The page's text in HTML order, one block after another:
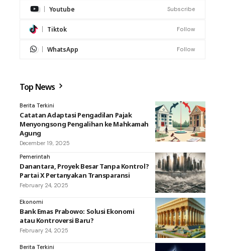
Youtube Subscribe
Tiktok Follow
WhatsApp Follow
Top News
Berita Terkini
Catatan Adaptasi Pengadilan Pajak
Menyongsong Pengalihan ke Mahkamah
Agung
December 19, 2025
Pemerintah
Danantara, Proyek Besar Tanpa Kontrol?
Partai X Pertanyakan Transparansi
February 24, 2025
Ekonomi
Bank Emas Prabowo: Solusi Ekonomi
atau Kontroversi Baru?
February 24, 2025
Berita Terkini